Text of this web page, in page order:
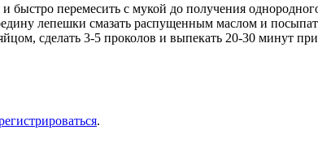
быстро перемесить с мукой до получения
лепешки смазать распущенным маслом и
сделать 3-5 проколов и выпекать 20-30 минут при
.